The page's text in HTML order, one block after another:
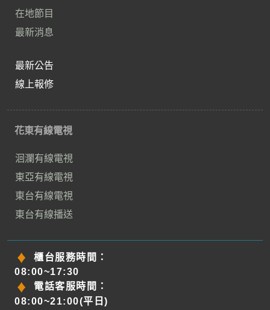
在地節目
最新消息
最新公告
線上報修
花東有線電視
洄瀾有線電視
東亞有線電視
東台有線電視
東台有線播送
櫃台服務時間：
08:00~17:30
電話客服時間：
08:00~21:00(平日)